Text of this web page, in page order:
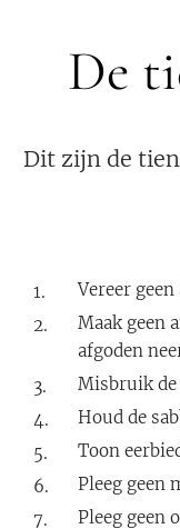
De
Dit zijn de
Vereer
Maak geen
afgoden
Misbruik de
Houd de
Toon
Pleeg geen
Pleeg geen